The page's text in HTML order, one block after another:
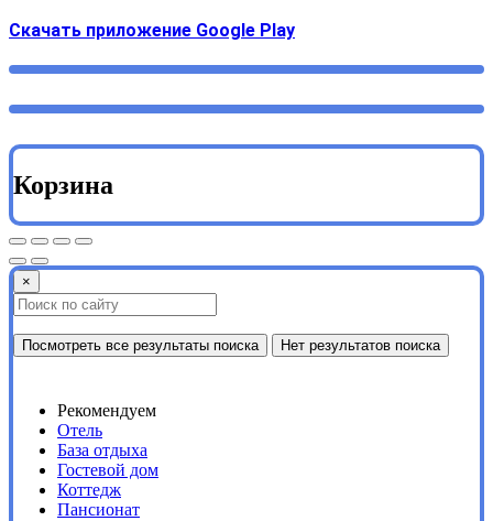
Cкачать приложение Google Play
Корзина
×
Посмотреть все результаты поиска Нет результатов поиска
Рекомендуем
Отель
База отдыха
Гостевой дом
Коттедж
Пансионат